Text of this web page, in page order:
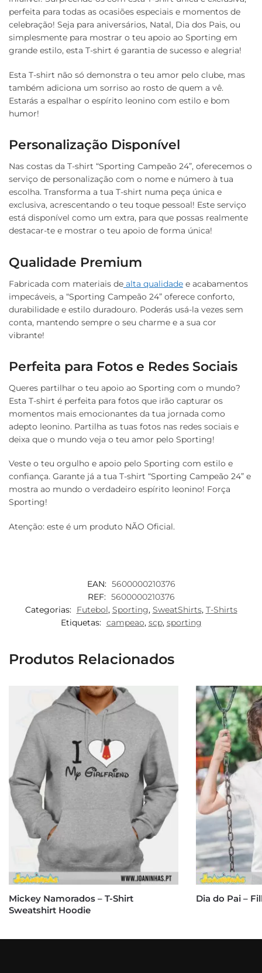
perfeita para todas as ocasiões especiais e momentos de
celebração! Seja para aniversários, Natal, Dia dos Pais, ou
simplesmente para mostrar o teu apoio ao Sporting em
grande estilo, esta T-shirt é garantia de sucesso e alegria!
Esta T-shirt não só demonstra o teu amor pelo clube, mas
também adiciona um sorriso ao rosto de quem a vê.
Estarás a espalhar o espírito leonino com estilo e bom
humor!
Personalização Disponível
Nas costas da T-shirt “Sporting Campeão 24”, oferecemos o
serviço de personalização com o nome e número à tua
escolha. Transforma a tua T-shirt numa peça única e
exclusiva, acrescentando o teu toque pessoal! Este serviço
está disponível como um extra, para que possas realmente
destacar-te e mostrar o teu apoio de forma única!
Qualidade Premium
Fabricada com materiais de alta qualidade e acabamentos
impecáveis, a “Sporting Campeão 24” oferece conforto,
durabilidade e estilo duradouro. Poderás usá-la vezes sem
conta, mantendo sempre o seu charme e a sua cor
vibrante!
Perfeita para Fotos e Redes Sociais
Queres partilhar o teu apoio ao Sporting com o mundo?
Esta T-shirt é perfeita para fotos que irão capturar os
momentos mais emocionantes da tua jornada como
adepto leonino. Partilha as tuas fotos nas redes sociais e
deixa que o mundo veja o teu amor pelo Sporting!
Veste o teu orgulho e apoio pelo Sporting com estilo e
confiança. Garante já a tua T-shirt “Sporting Campeão 24” e
mostra ao mundo o verdadeiro espírito leonino! Força
Sporting!
Atenção: este é um produto NÃO Oficial.
EAN: 5600000210376
REF: 5600000210376
Categorias: Futebol, Sporting, SweatShirts, T-Shirts
Etiquetas: campeao, scp, sporting
Produtos Relacionados
Mickey Namorados – T-Shirt
Sweatshirt Hoodie
Dia do Pai –